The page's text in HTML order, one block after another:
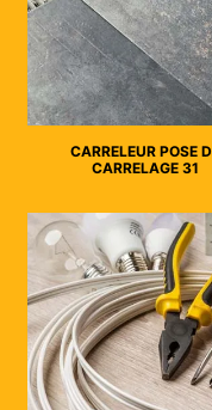
CARRELEUR POSE
CARRELAGE 31